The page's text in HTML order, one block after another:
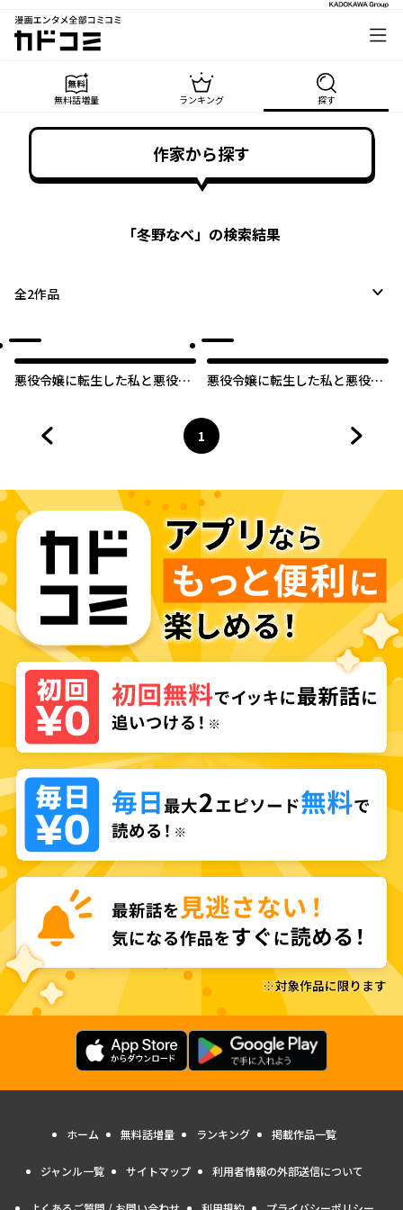
漫画エンタメ全部コミコミ
カドコミ
無料話増量 ランキング 探す
作家から探す
「冬野なべ」の検索結果
全2作品
悪役令嬢に転生した私と悪役王
悪役令嬢に転生した私と悪役王
ページ
1
へ
ホーム 無料話増量 ランキング 掲載作品一覧
ジャンル一覧 サイトマップ 利用者情報の外部送信について